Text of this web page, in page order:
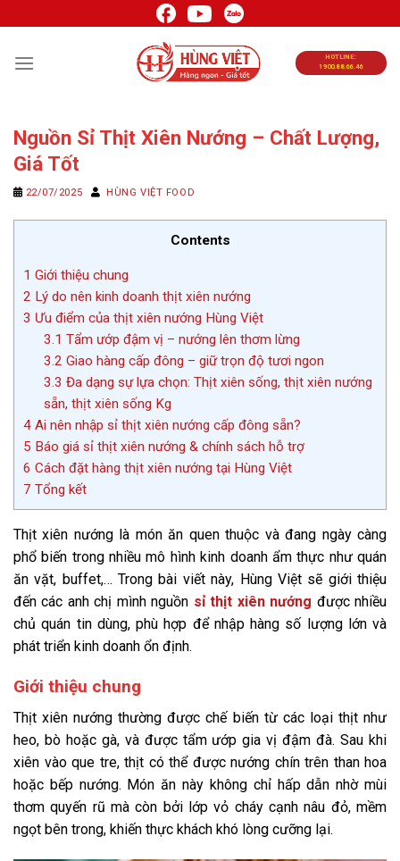
đến
nội
HOTLINE:
1900.88.66.46
Nguồn Sỉ Thịt Xiên Nướng – Chất Lượng,
Giá Tốt
22/07/2025 HÙNG VIỆT FOOD
Contents
1 Giới thiệu chung
2 Lý do nên kinh doanh thịt xiên nướng
3 Ưu điểm của thịt xiên nướng Hùng Việt
3.1 Tẩm ướp đậm vị – nướng lên thơm lừng
3.2 Giao hàng cấp đông – giữ trọn độ tươi ngon
3.3 Đa dạng sự lựa chọn: Thịt xiên sống, thịt xiên nướng
sẵn, thịt xiên sống Kg
4 Ai nên nhập sỉ thịt xiên nướng cấp đông sẵn?
5 Báo giá sỉ thịt xiên nướng & chính sách hỗ trợ
6 Cách đặt hàng thịt xiên nướng tại Hùng Việt
7 Tổng kết
Thịt xiên nướng là món ăn quen thuộc và đang ngày càng
phổ biến trong nhiều mô hình kinh doanh ẩm thực như quán
ăn vặt, buffet,… Trong bài viết này, Hùng Việt sẽ giới thiệu
đến các anh chị mình nguồn sỉ thịt xiên nướng được nhiều
chủ quán tin dùng, phù hợp để nhập hàng số lượng lớn và
phát triển kinh doanh ổn định.
Giới thiệu chung
Thịt xiên nướng thường được chế biến từ các loại thịt như
heo, bò hoặc gà, và được tẩm ướp gia vị đậm đà. Sau khi
xiên vào que tre, thịt có thể được nướng chín trên than hoa
hoặc bếp nướng. Món ăn này không chỉ hấp dẫn nhờ mùi
thơm quyến rũ mà còn bởi lớp vỏ cháy cạnh nâu đỏ, mềm
ngọt bên trong, khiến thực khách khó lòng cưỡng lại.